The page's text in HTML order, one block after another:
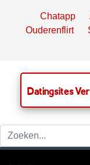
Chatapp
Ouderenflirt
Datingsites